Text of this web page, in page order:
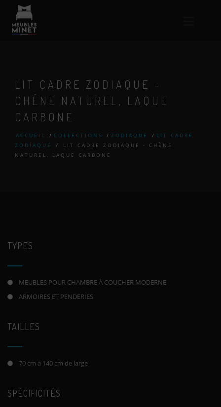
LIT CADRE ZODIAQUE -
CHÊNE NATUREL, LAQUE
CARBONE
ACCUEIL / COLLECTIONS / ZODIAQUE / LIT CADRE
ZODIAQUE
/
LIT CADRE ZODIAQUE - CHÊNE
NATUREL, LAQUE CARBONE
TYPES
MEUBLES POUR CHAMBRE À COUCHER MODERNE
ARMOIRES ET PENDERIES
TAILLES
70 cm à 140 cm de large
SPÉCIFICITÉS